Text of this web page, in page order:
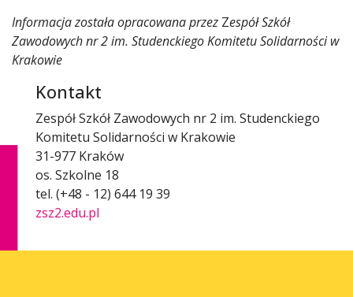
Informacja została opracowana przez Zespół Szkół
Zawodowych nr 2 im. Studenckiego Komitetu Solidarności w
Krakowie
Kontakt
Zespół Szkół Zawodowych nr 2 im. Studenckiego
Komitetu Solidarności w Krakowie
31-977 Kraków
os. Szkolne 18
tel. (+48 - 12) 644 19 39
zsz2.edu.pl